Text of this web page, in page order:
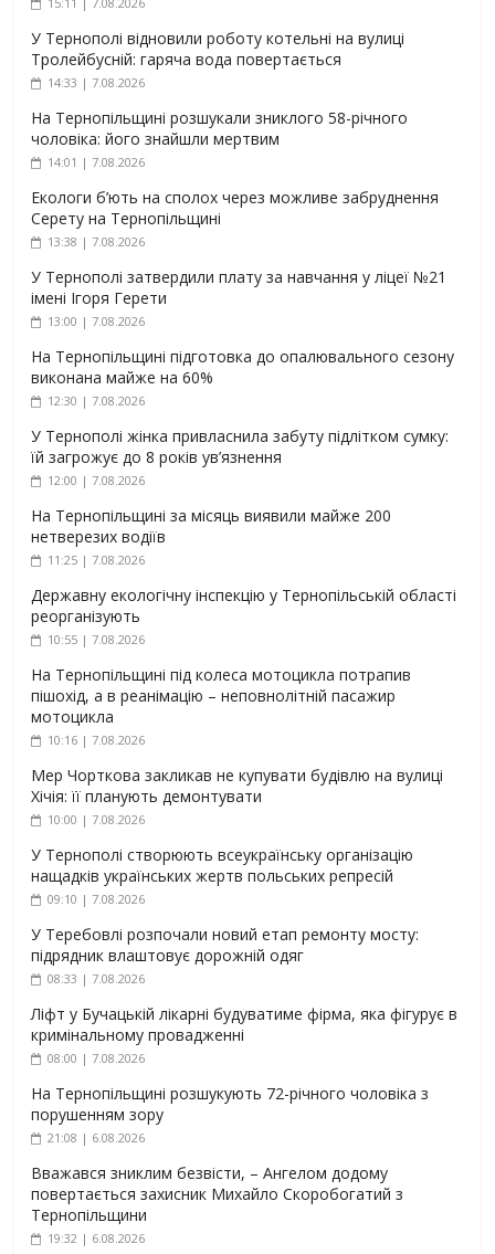
У Тернополі відновили роботу котельні на вулиці
Тролейбусній: гаряча вода повертається
14:33 | 7.08.2026
На Тернопільщині розшукали зниклого 58-річного
чоловіка: його знайшли мертвим
14:01 | 7.08.2026
Екологи б’ють на сполох через можливе забруднення
Серету на Тернопільщині
13:38 | 7.08.2026
У Тернополі затвердили плату за навчання у ліцеї №21
імені Ігоря Герети
13:00 | 7.08.2026
На Тернопільщині підготовка до опалювального сезону
виконана майже на 60%
12:30 | 7.08.2026
У Тернополі жінка привласнила забуту підлітком сумку:
їй загрожує до 8 років ув’язнення
12:00 | 7.08.2026
На Тернопільщині за місяць виявили майже 200
нетверезих водіїв
11:25 | 7.08.2026
Державну екологічну інспекцію у Тернопільській області
реорганізують
10:55 | 7.08.2026
На Тернопільщині під колеса мотоцикла потрапив
пішохід, а в реанімацію – неповнолітній пасажир
мотоцикла
10:16 | 7.08.2026
Мер Чорткова закликав не купувати будівлю на вулиці
Хічія: її планують демонтувати
10:00 | 7.08.2026
У Тернополі створюють всеукраїнську організацію
нащадків українських жертв польських репресій
09:10 | 7.08.2026
У Теребовлі розпочали новий етап ремонту мосту:
підрядник влаштовує дорожній одяг
08:33 | 7.08.2026
Ліфт у Бучацькій лікарні будуватиме фірма, яка фігурує в
кримінальному провадженні
08:00 | 7.08.2026
На Тернопільщині розшукують 72-річного чоловіка з
порушенням зору
21:08 | 6.08.2026
Вважався зниклим безвісти, – Ангелом додому
повертається захисник Михайло Скоробогатий з
Тернопільщини
19:32 | 6.08.2026